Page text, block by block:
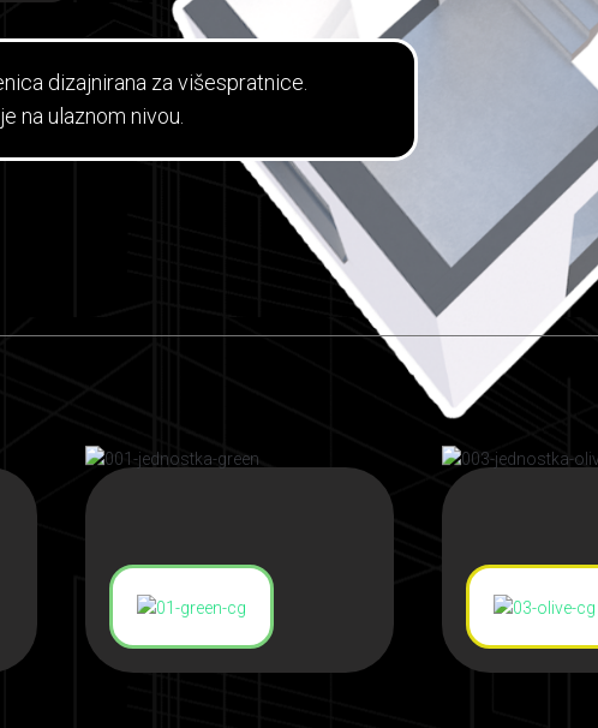
dizajnirana za višespratnice.
na ulaznom nivou.